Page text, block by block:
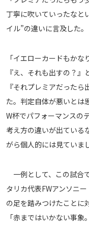
丁寧に吹いていったなと
イル”の違いに言及した。
「イエローカードもかな
『え、それも出すの？』
『それプレミアだった
た。判定自体が悪いとは
W杯でパフォーマンスの
考え方の違いが出ている
がら個人的には見ていま
一例として、この試合
タリカ代表FWアンソニ
の足を踏みつけたことに
「赤まではいかない事